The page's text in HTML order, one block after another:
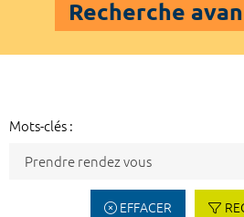
Recherche
Mots-clés :
EFFACER